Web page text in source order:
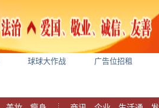
球球大作战 广告位招租